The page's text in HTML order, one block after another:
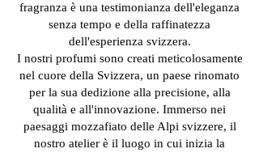
fragranza è una testimonianza dell'eleganza
senza tempo e della raffinatezza
dell'esperienza svizzera.
I nostri profumi sono creati meticolosamente
nel cuore della Svizzera, un paese rinomato
per la sua dedizione alla precisione, alla
qualità e all'innovazione. Immerso nei
paesaggi mozzafiato delle Alpi svizzere, il
nostro atelier è il luogo in cui inizia la